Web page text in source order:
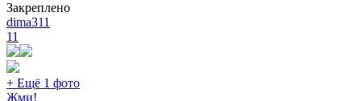
Закреплено
dima311
11
+ Ещё 1 фото
Жми!